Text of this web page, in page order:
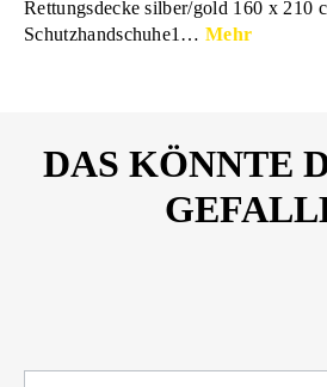
Rettungsdecke silber/gold 160 x 210
Schutzhandschuhe1…Mehr
DAS KÖNNTE